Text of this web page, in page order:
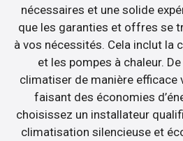
nécessaires et une solide
que les garanties et offres se
à vos nécessités. Cela inclut la
et les pompes à chaleur.
climatiser de manière efficace
faisant des économies
choisissez un installateur
climatisation silencieuse et